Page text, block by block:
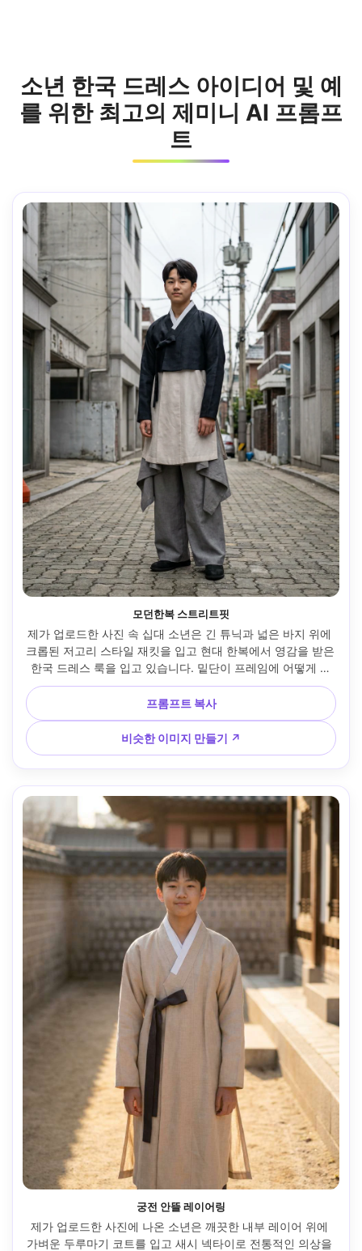
소년 한국 드레스 아이디어 및 예
를 위한 최고의 제미니 AI 프롬프
트
모던한복 스트리트핏
제가 업로드한 사진 속 십대 소년은 긴 튜닉과 넓은 바지 위에
크롭된 저고리 스타일 재킷을 입고 현대 한복에서 영감을 받은
한국 드레스 룩을 입고 있습니다. 밑단이 프레임에 어떻게 앉
고 측면에 드레이프되는 방식을 강조합니다. 서울 뒷거리 설
정, 부드러운 흐린 낮빛, 소니 A7IV, 50mm, 수직 중간 촬영, 차
분하고 자신감 있는 표정, 포토리얼한 피부 질감, 자연스러운
그림자, 고해상도, 선명한 초점 --ar 4:5
프롬프트 복사
비슷한 이미지 만들기 ↗
궁전 안뜰 레이어링
제가 업로드한 사진에 나온 소년은 깨끗한 내부 레이어 위에
가벼운 두루마기 코트를 입고 새시 넥타이로 전통적인 의상을